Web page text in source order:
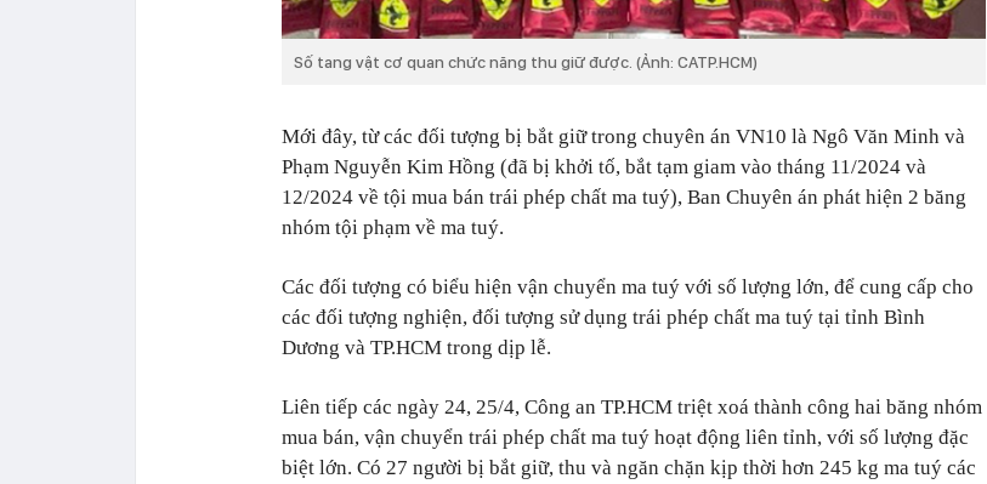
Số tang vật cơ quan chức năng thu giữ được. (Ảnh: CATP.HCM)
Mới đây, từ các đối tượng bị bắt giữ trong chuyên án VN10 là Ngô Văn Minh và
Phạm Nguyễn Kim Hồng (đã bị khởi tố, bắt tạm giam vào tháng 11/2024 và
12/2024 về tội mua bán trái phép chất ma tuý), Ban Chuyên án phát hiện 2 băng
nhóm tội phạm về ma tuý.
Các đối tượng có biểu hiện vận chuyển ma tuý với số lượng lớn, để cung cấp cho
các đối tượng nghiện, đối tượng sử dụng trái phép chất ma tuý tại tỉnh Bình
Dương và TP.HCM trong dịp lễ.
Liên tiếp các ngày 24, 25/4, Công an TP.HCM triệt xoá thành công hai băng nhóm
mua bán, vận chuyển trái phép chất ma tuý hoạt động liên tỉnh, với số lượng đặc
biệt lớn. Có 27 người bị bắt giữ, thu và ngăn chặn kịp thời hơn 245 kg ma tuý các